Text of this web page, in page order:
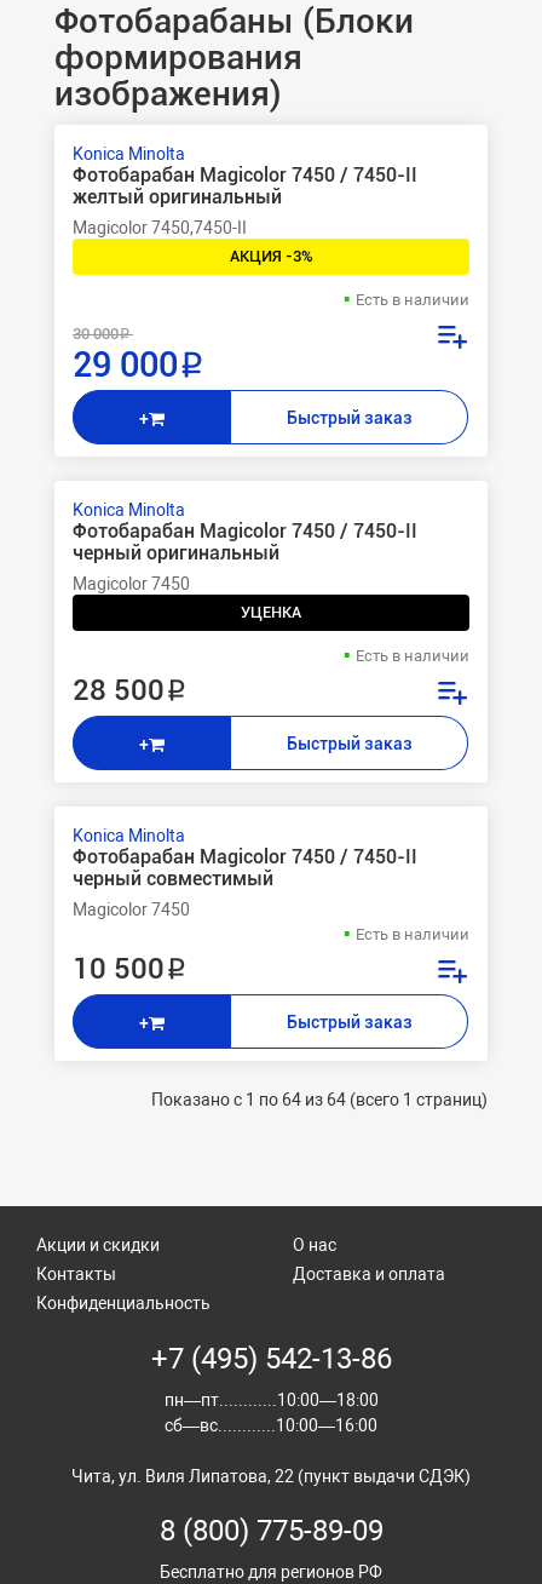
Фотобарабаны (Блоки
формирования
изображения)
Konica Minolta
Фотобарабан Magicolor 7450 / 7450-II
желтый оригинальный
Magicolor 7450,7450-II
АКЦИЯ -3%
Есть в наличии
30 000 ₽
29 000 ₽
+ Быстрый заказ
Konica Minolta
Фотобарабан Magicolor 7450 / 7450-II
черный оригинальный
Magicolor 7450
УЦЕНКА
Есть в наличии
28 500 ₽
+ Быстрый заказ
Konica Minolta
Фотобарабан Magicolor 7450 / 7450-II
черный совместимый
Magicolor 7450
Есть в наличии
10 500 ₽
+ Быстрый заказ
Показано с 1 по 64 из 64 (всего 1 страниц)
Акции и скидки
Контакты
О нас
Доставка и оплата
Конфиденциальность
+7 (495) 542-13-86
пн—пт............10:00—18:00
сб—вс............10:00—16:00
Чита, ул. Виля Липатова, 22 (пункт выдачи СДЭК)
8 (800) 775-89-09
Бесплатно для регионов РФ